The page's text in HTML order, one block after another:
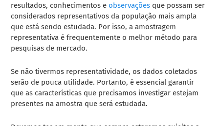
resultados, conhecimentos e observações que possam ser
considerados representativos da população mais ampla
que está sendo estudada. Por isso, a amostragem
representativa é frequentemente o melhor método para
pesquisas de mercado.
Se não tivermos representatividade, os dados coletados
serão de pouca utilidade. Portanto, é essencial garantir
que as características que precisamos investigar estejam
presentes na amostra que será estudada.